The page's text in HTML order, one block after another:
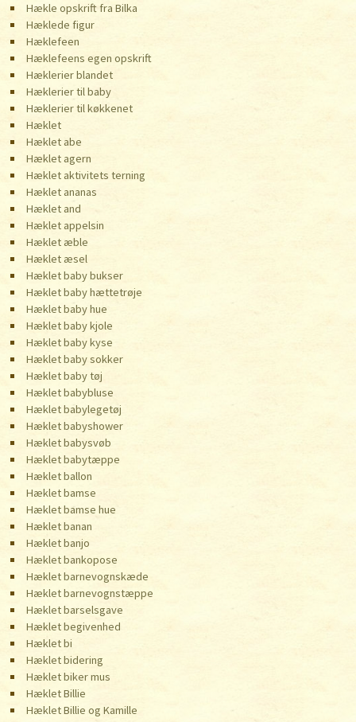
Hækle opskrift fra Bilka
Hæklede figur
Hæklefeen
Hæklefeens egen opskrift
Hæklerier blandet
Hæklerier til baby
Hæklerier til køkkenet
Hæklet
Hæklet abe
Hæklet agern
Hæklet aktivitets terning
Hæklet ananas
Hæklet and
Hæklet appelsin
Hæklet æble
Hæklet æsel
Hæklet baby bukser
Hæklet baby hættetrøje
Hæklet baby hue
Hæklet baby kjole
Hæklet baby kyse
Hæklet baby sokker
Hæklet baby tøj
Hæklet babybluse
Hæklet babylegetøj
Hæklet babyshower
Hæklet babysvøb
Hæklet babytæppe
Hæklet ballon
Hæklet bamse
Hæklet bamse hue
Hæklet banan
Hæklet banjo
Hæklet bankopose
Hæklet barnevognskæde
Hæklet barnevognstæppe
Hæklet barselsgave
Hæklet begivenhed
Hæklet bi
Hæklet bidering
Hæklet biker mus
Hæklet Billie
Hæklet Billie og Kamille